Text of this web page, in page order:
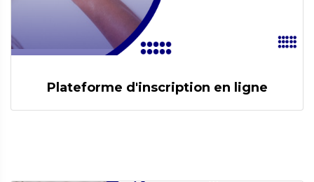
Plateforme d'inscription en ligne